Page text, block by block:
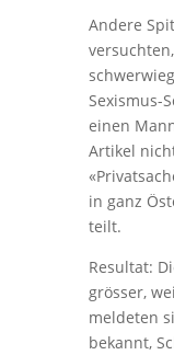
Andere
Sexismus-
einen
Artikel
in ganz
teilt.
Resultat:
grösser,
meldeten
bekannt,